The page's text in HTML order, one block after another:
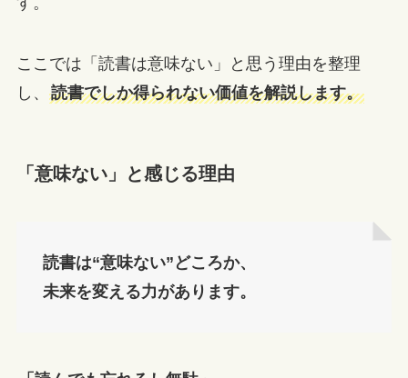
ここでは「読書は意味ない」と思う理由を整理
し、 読書でしか得られない価値を解説します。
「意味ない」と感じる理由
読書は“意味ない”どころか、
未来を変える力があります。